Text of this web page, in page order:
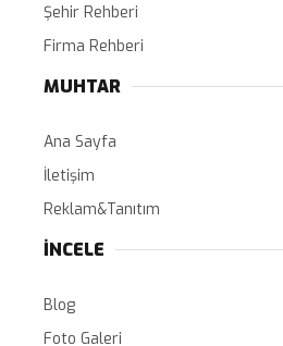
Şehir Rehberi
Firma Rehberi
MUHTAR
Ana Sayfa
İletişim
Reklam&Tanıtım
İNCELE
Blog
Foto Galeri